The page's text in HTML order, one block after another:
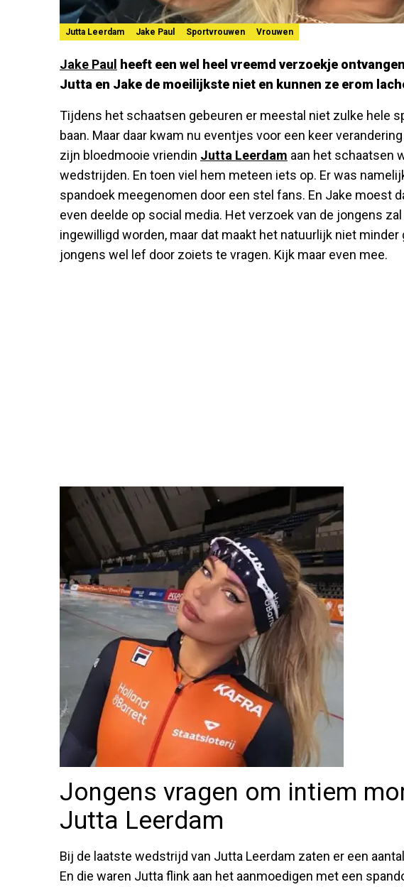
Jutta Leerdam Jake Paul Sportvrouwen Vrouwen
Jake Paul
heeft een wel heel vreemd verzoekje
Jutta en Jake de moeilijkste niet en kunnen ze erom
Tijdens het schaatsen gebeuren er meestal niet zulke hele
baan. Maar daar kwam nu eventjes voor een keer
zijn bloedmooie vriendin Jutta Leerdam aan het schaatsen
wedstrijden. En toen viel hem meteen iets op. Er was
spandoek meegenomen door een stel fans. En Jake moest
even deelde op social media. Het verzoek van de jongens
ingewilligd worden, maar dat maakt het natuurlijk niet minder
jongens wel lef door zoiets te vragen. Kijk maar even mee.
Jongens vragen om intiem
Jutta Leerdam
Bij de laatste wedstrijd van Jutta Leerdam zaten er een
En die waren Jutta flink aan het aanmoedigen met een